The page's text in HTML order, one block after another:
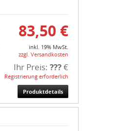
83,50 €
inkl. 19% MwSt.
zzgl. Versandkosten
Ihr Preis: ???€
Registrierung erforderlich
Produktdetails